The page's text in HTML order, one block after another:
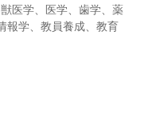
医学、医学、歯学、薬
報学、教員養成、教育